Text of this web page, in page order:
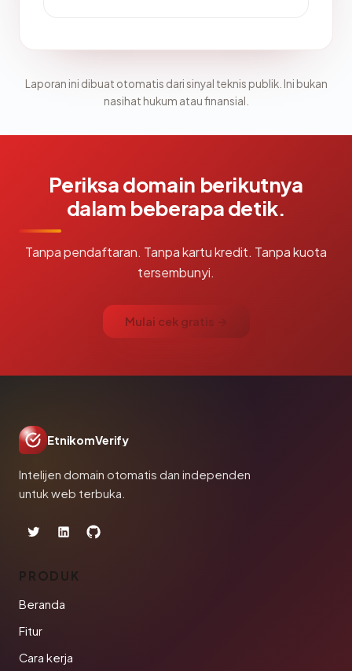
Laporan ini dibuat otomatis dari sinyal teknis publik. Ini bukan
nasihat hukum atau finansial.
Periksa domain berikutnya
dalam beberapa detik.
Tanpa pendaftaran. Tanpa kartu kredit. Tanpa kuota
tersembunyi.
Mulai cek gratis →
EtnikomVerify
Intelijen domain otomatis dan independen
untuk web terbuka.
PRODUK
Beranda
Fitur
Cara kerja